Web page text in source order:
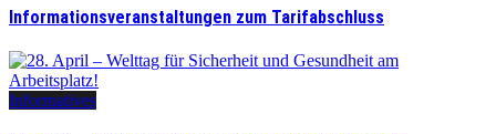
Informationsveranstaltungen zum Tarifabschluss
Informatives